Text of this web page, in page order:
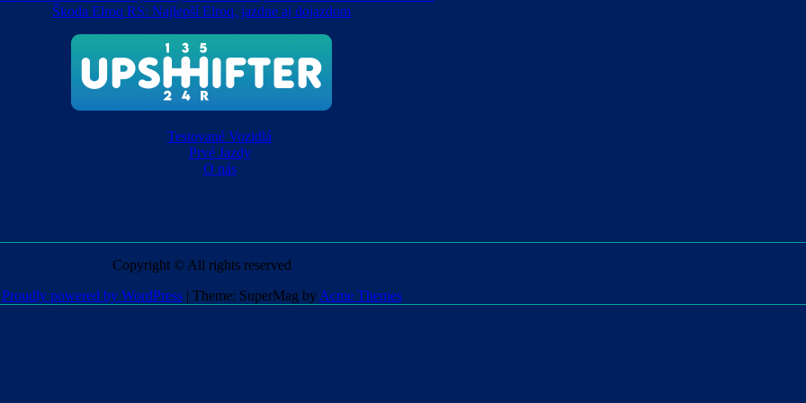
Škoda Elroq RS: Najlepší Elroq, jazdne aj dojazdom
Testované Vozidlá
Prvé Jazdy
O nás
Copyright © All rights reserved
Proudly powered by WordPress | Theme: SuperMag by Acme Themes